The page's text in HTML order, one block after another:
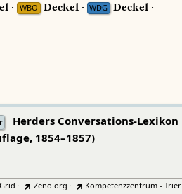
· WBÖ Deckel · WDG Deckel ·
Herders Conversations-Lexikon
1854–1857)
· Zeno.org ·
Kompetenzzentrum - Trier